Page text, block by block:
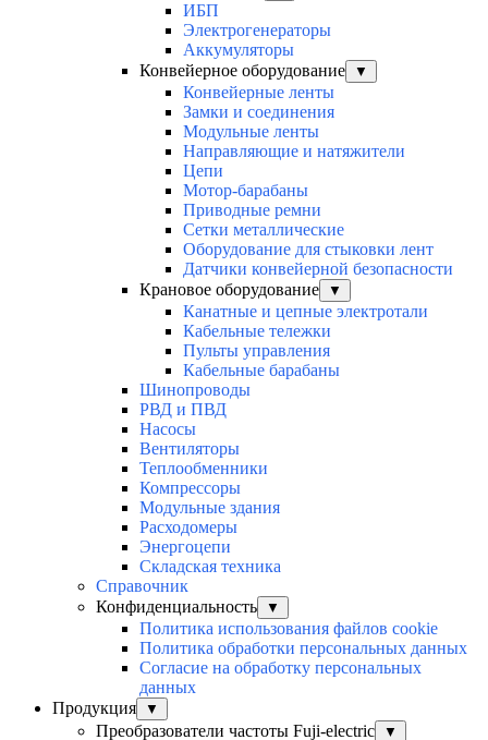
ИБП
Электрогенераторы
Аккумуляторы
Конвейерное оборудование
▼
Конвейерные ленты
Замки и соединения
Модульные ленты
Направляющие и натяжители
Цепи
Мотор-барабаны
Приводные ремни
Сетки металлические
Оборудование для стыковки лент
Датчики конвейерной безопасности
Крановое оборудование
▼
Канатные и цепные электротали
Кабельные тележки
Пульты управления
Кабельные барабаны
Шинопроводы
РВД и ПВД
Насосы
Вентиляторы
Теплообменники
Компрессоры
Модульные здания
Расходомеры
Энергоцепи
Складская техника
Справочник
Конфиденциальность
▼
Политика использования файлов cookie
Политика обработки персональных данных
Согласие на обработку персональных
данных
Продукция
▼
Преобразователи частоты Fuji-electric ▼